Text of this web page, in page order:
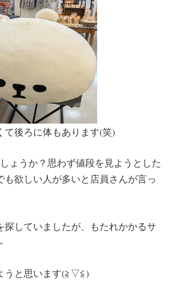
て後ろに体もあります(笑)
ょうか？思わず値段を見ようとした
も欲しい人が多いと店員さんが言っ
探していましたが、もたれかかるサ
うと思います(≧▽≦)